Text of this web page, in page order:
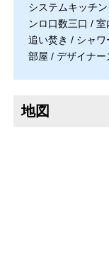
システムキッチ
ンロ口数三口 /
追い焚き / シャ
部屋 / デザイナ
地図